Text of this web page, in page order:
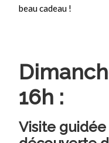
beau cadeau !
16h :
Visite guidée